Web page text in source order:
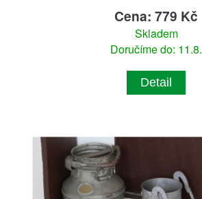
Cena: 779 Kč
Skladem
Doručíme do: 11.8.
Detail